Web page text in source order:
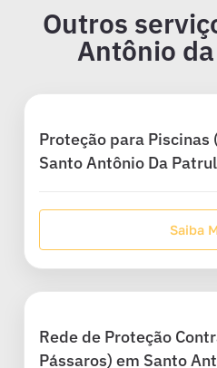
Outros
Antônio
Proteção para Piscinas
Santo Antônio Da
Saiba
Rede de Proteção
Pássaros) em Santo